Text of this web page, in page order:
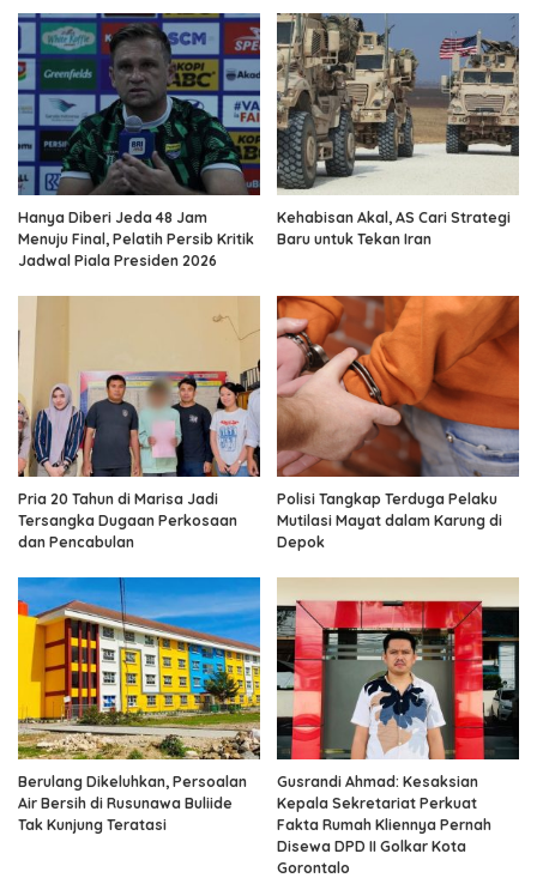
Hanya Diberi Jeda 48 Jam
Menuju Final, Pelatih Persib Kritik
Jadwal Piala Presiden 2026
Kehabisan Akal, AS Cari Strategi
Baru untuk Tekan Iran
Pria 20 Tahun di Marisa Jadi
Tersangka Dugaan Perkosaan
dan Pencabulan
Polisi Tangkap Terduga Pelaku
Mutilasi Mayat dalam Karung di
Depok
Berulang Dikeluhkan, Persoalan
Air Bersih di Rusunawa Buliide
Tak Kunjung Teratasi
Gusrandi Ahmad: Kesaksian
Kepala Sekretariat Perkuat
Fakta Rumah Kliennya Pernah
Disewa DPD II Golkar Kota
Gorontalo